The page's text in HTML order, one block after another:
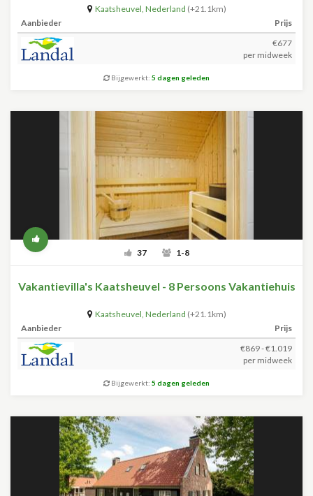
Kaatsheuvel, Nederland (+21.1km)
Aanbieder
Prijs
€677
per midweek
Bijgewerkt: 5 dagen geleden
37 1-8
Vakantievilla's Kaatsheuvel - 8 Persoons Vakantiehuis
Kaatsheuvel, Nederland (+21.1km)
Aanbieder
Prijs
€869 - €1.019
per midweek
Bijgewerkt: 5 dagen geleden